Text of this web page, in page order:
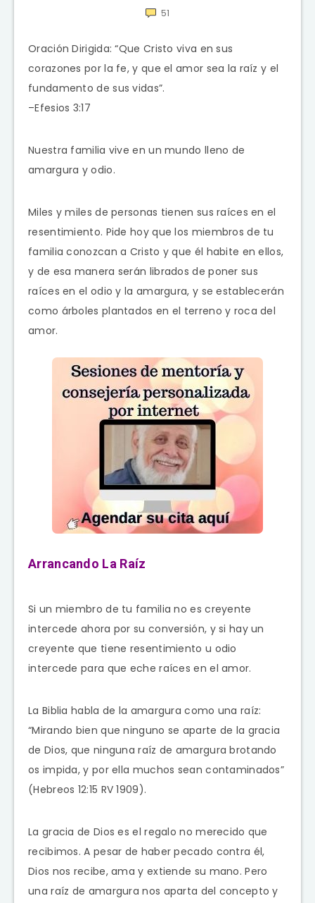
51
Oración Dirigida: “Que Cristo viva en sus
corazones por la fe, y que el amor sea la raíz y el
fundamento de sus vidas”.
–Efesios 3:17
Nuestra familia vive en un mundo lleno de
amargura y odio.
Miles y miles de personas tienen sus raíces en el
resentimiento. Pide hoy que los miembros de tu
familia conozcan a Cristo y que él habite en ellos,
y de esa manera serán librados de poner sus
raíces en el odio y la amargura, y se establecerán
como árboles plantados en el terreno y roca del
amor.
Arrancando La Raíz
Si un miembro de tu familia no es creyente
intercede ahora por su conversión, y si hay un
creyente que tiene resentimiento u odio
intercede para que eche raíces en el amor.
La Biblia habla de la amargura como una raíz:
“Mirando bien que ninguno se aparte de la gracia
de Dios, que ninguna raíz de amargura brotando
os impida, y por ella muchos sean contaminados”
(Hebreos 12:15 RV 1909).
La gracia de Dios es el regalo no merecido que
recibimos. A pesar de haber pecado contra él,
Dios nos recibe, ama y extiende su mano. Pero
una raíz de amargura nos aparta del concepto y